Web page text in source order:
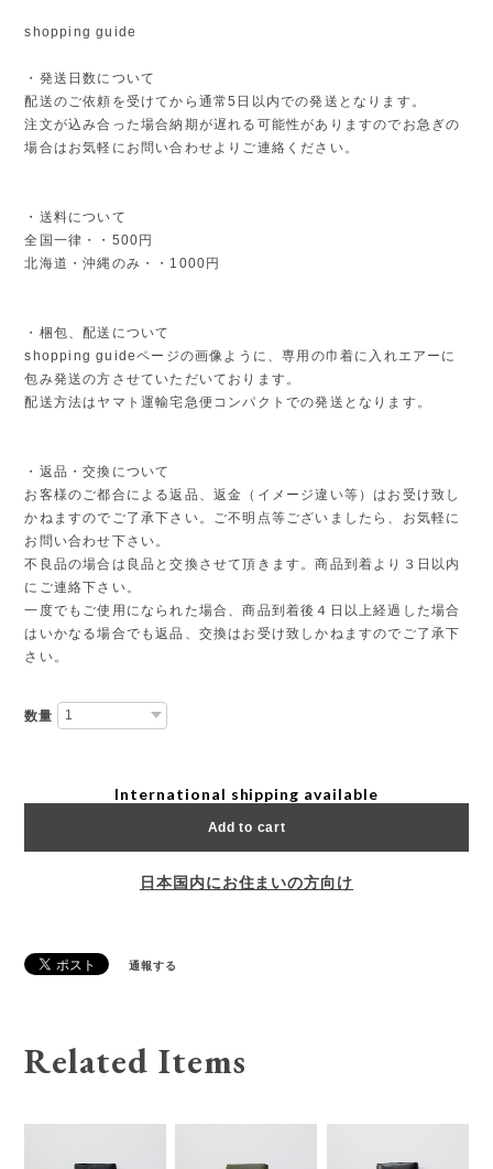
shopping guide
・発送日数について
配送のご依頼を受けてから通常5日以内での発送となります。
注文が込み合った場合納期が遅れる可能性がありますのでお急ぎの
場合はお気軽にお問い合わせよりご連絡ください。
・送料について
全国一律・・500円
北海道・沖縄のみ・・1000円
・梱包、配送について
shopping guideページの画像ように、専用の巾着に入れエアーに
包み発送の方させていただいております。
配送方法はヤマト運輸宅急便コンパクトでの発送となります。
・返品・交換について
お客様のご都合による返品、返金（イメージ違い等）はお受け致し
かねますのでご了承下さい。ご不明点等ございましたら、お気軽に
お問い合わせ下さい。
不良品の場合は良品と交換させて頂きます。商品到着より３日以内
にご連絡下さい。
一度でもご使用になられた場合、商品到着後４日以上経過した場合
はいかなる場合でも返品、交換はお受け致しかねますのでご了承下
さい。
数量
International shipping available
Add to cart
日本国内にお住まいの方向け
通報する
Related Items